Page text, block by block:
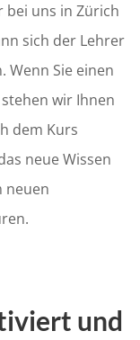
bei uns in Zürich
sich der Lehrer
Wenn Sie einen
wir Ihnen
dem Kurs
neue Wissen
neuen
und